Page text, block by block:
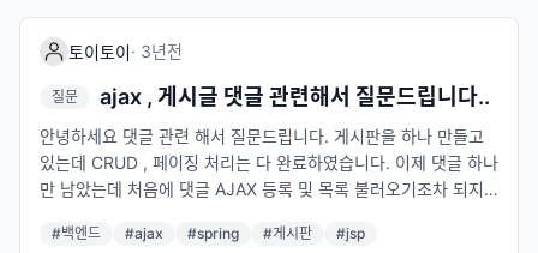
있을까요?
토이토이· 3년전
질문 ajax , 게시글 댓글 관련해서 질문드립니다..
안녕하세요 댓글 관련 해서 질문드립니다. 게시판을 하나 만들고
있는데 CRUD , 페이징 처리는 다 완료하였습니다. 이제 댓글 하나
만 남았는데 처음에 댓글 AJAX 등록 및 목록 불러오기조차 되지
근데 한가지 문제가 또 발생하더라구요 .. 댓글이 제가 선택한 게시
#백엔드 #ajax #spring #게시판 #jsp